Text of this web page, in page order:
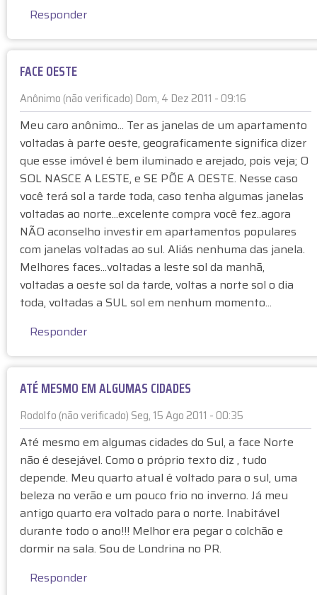
s
o
t
a
à
m
ó
v
e
l
f
a
c
e
t
e
o
r
A
n
ô
n
i
m
o
Responder
FACE OESTE
Anônimo (não verificado) Dom, 4 Dez 2011 - 09:16
E
m
r
e
s
p
o
s
t
a
m
e
f
a
c
e
o
e
s
p
o
Meu caro anônimo... Ter as janelas de um apartamento
voltadas à parte oeste, geograficamente significa dizer
que esse imóvel é bem iluminado e arejado, pois veja; O
SOL NASCE A LESTE, e SE PÕE A OESTE. Nesse caso
você terá sol a tarde toda, caso tenha algumas janelas
voltadas ao norte...excelente compra você fez..agora
NÃO aconselho investir em apartamentos populares
com janelas voltadas ao sul. Aliás nenhuma das janela.
Melhores faces...voltadas a leste sol da manhã,
voltadas a oeste sol da tarde, voltas a norte sol o dia
toda, voltadas a SUL sol em nenhum momento...
Responder
ATÉ MESMO EM ALGUMAS CIDADES
Rodolfo (não verificado) Seg, 15 Ago 2011 - 00:35
Até mesmo em algumas cidades do Sul, a face Norte
não é desejável. Como o próprio texto diz , tudo
depende. Meu quarto atual é voltado para o sul, uma
beleza no verão e um pouco frio no inverno. Já meu
antigo quarto era voltado para o norte. Inabitável
durante todo o ano!!! Melhor era pegar o colchão e
dormir na sala. Sou de Londrina no PR.
Responder